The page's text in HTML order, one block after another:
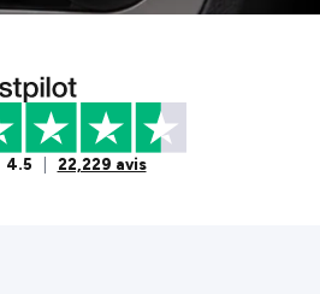
4.5 22,229 avis